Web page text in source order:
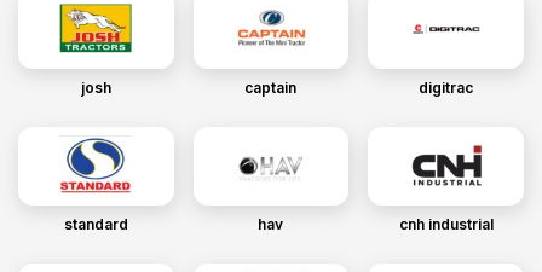
josh captain digitrac
standard hav cnh industrial